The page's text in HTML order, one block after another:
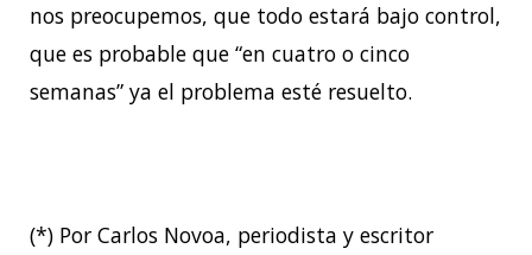
nos preocupemos, que todo estará bajo control,
que es probable que “en cuatro o cinco
semanas” ya el problema esté resuelto.
(*) Por Carlos Novoa, periodista y escritor